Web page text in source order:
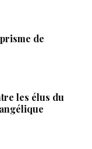
de
les élus du